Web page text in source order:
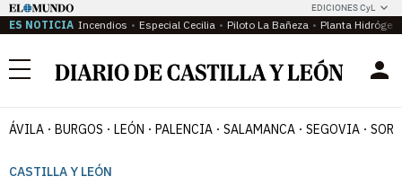
EDICIONES CyL
ES NOTICIA Incendios Especial Cecilia Piloto La Bañeza Planta
Menú
ÁVILA BURGOS LEÓN PALENCIA SALAMANCA SEGOVIA
CASTILLA Y LEÓN